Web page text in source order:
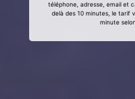
téléphone, adresse, email et
delà des 10 minutes, le tarif
minute